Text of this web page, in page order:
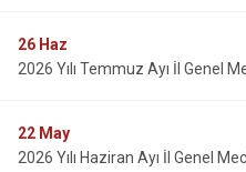
26 Haz
2026 Yılı Temmuz Ayı İl Genel
22 May
2026 Yılı Haziran Ayı İl Genel